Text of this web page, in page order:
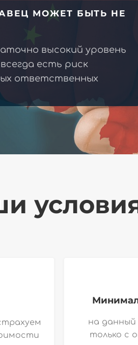
МОЖЕТ БЫТЬ НЕ
высокий уровень
есть риск
ответственных
на
только с